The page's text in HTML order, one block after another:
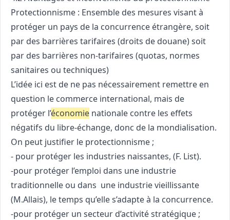
Protectionnisme : Ensemble des mesures visant à
protéger un pays de la concurrence étrangère, soit
par des barrières tarifaires (droits de douane) soit
par des barrières non-tarifaires (quotas, normes
sanitaires ou techniques)
L’idée ici est de ne pas nécessairement remettre en
question le commerce international, mais de
protéger l’économie nationale contre les effets
négatifs du libre-échange, donc de la mondialisation.
On peut justifier le protectionnisme ;
- pour protéger les industries naissantes, (F. List).
-pour protéger l’emploi dans une industrie
traditionnelle ou dans une industrie vieillissante
(M.Allais), le temps qu’elle s’adapte à la concurrence.
-pour protéger un secteur d’activité stratégique ;